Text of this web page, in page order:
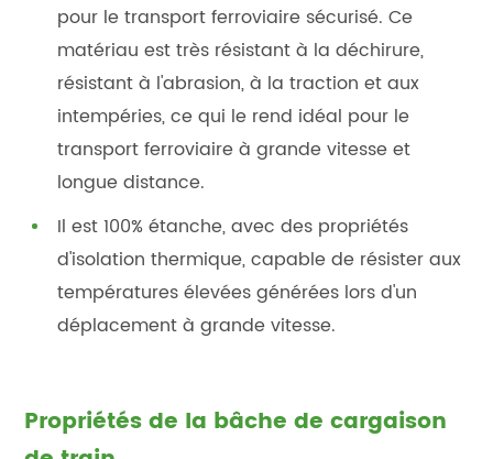
pour le transport ferroviaire sécurisé. Ce
matériau est très résistant à la déchirure,
résistant à l'abrasion, à la traction et aux
intempéries, ce qui le rend idéal pour le
transport ferroviaire à grande vitesse et
longue distance.
Il est 100% étanche, avec des propriétés
d'isolation thermique, capable de résister aux
températures élevées générées lors d'un
déplacement à grande vitesse.
Propriétés de la bâche de cargaison